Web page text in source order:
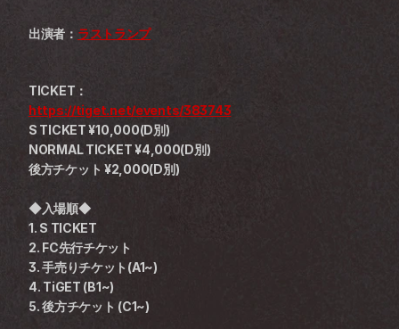
出演者： ラストランプ
TICKET：
https://tiget.net/events/383743
S TICKET ¥10,000(D別)
NORMAL TICKET ¥4,000(D別)
後方チケット ¥2,000(D別)
◆入場順◆
1. S TICKET
2. FC先行チケット
3. 手売りチケット(A1~)
4. TiGET (B1~)
5. 後方チケット (C1~)